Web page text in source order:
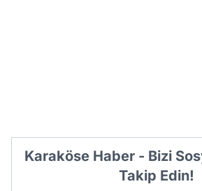
Karaköse Haber - Bizi
Takip Edin!